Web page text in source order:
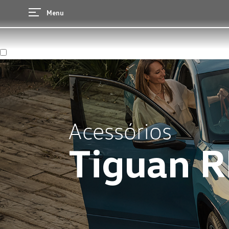
Menu
Acessórios
Tiguan